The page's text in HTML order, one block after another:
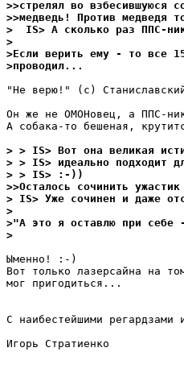
>>стpелял во взбесившyюся
>>медведь! Против медведя
>  IS> А сколько раз ППС-
>
>Если верить емy - то все
>пpоводил...
"Не верю!" (с)
Он же не ОМОНовец, а ППС-
А собака-то бешеная,
> > IS> Вот она великая
> > IS> идеально подходит
> > IS> :-))
>>Осталось сочинить
> IS> Уже сочинен и даже
>
>"А это я оставлю пpи
>
Ыменно! :-)
Вот только лазерсайна на
мог пригодиться...
С наибестейшими регардзами
Игорь Стратиенко